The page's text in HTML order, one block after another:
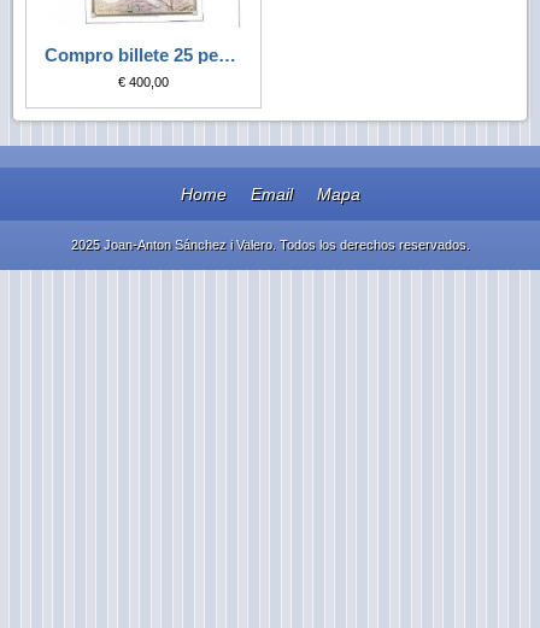
Compro billete 25 pesetas 1936 (Sorolla) Sin serie.
€ 400,00
Home Email Mapa
2025 Joan-Anton Sánchez i Valero. Todos los derechos reservados.